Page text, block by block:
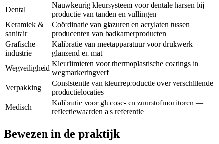
Dental
Nauwkeurig kleursysteem voor dentale harsen bij
productie van tanden en vullingen
Keramiek &
sanitair
Coördinatie van glazuren en acrylaten tussen
producenten van badkamerproducten
Grafische
industrie
Kalibratie van meetapparatuur voor drukwerk —
glanzend en mat
Wegveiligheid
Kleurlimieten voor thermoplastische coatings in
wegmarkeringverf
Verpakking
Consistentie van kleurreproductie over verschillende
productielocaties
Medisch
Kalibratie voor glucose- en zuurstofmonitoren —
reflectiewaarden als referentie
Bewezen in de praktijk